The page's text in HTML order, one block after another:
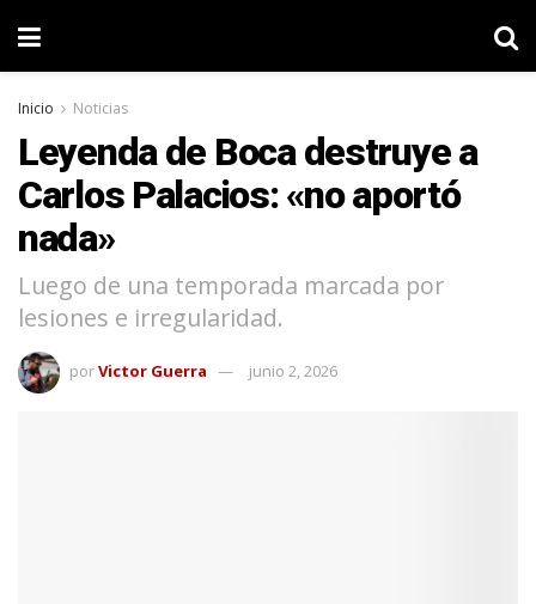
Inicio Noticias
Leyenda de Boca destruye a
Carlos Palacios: «no aportó
nada»
Luego de una temporada marcada por
lesiones e irregularidad.
porVictor Guerra junio 2, 2026